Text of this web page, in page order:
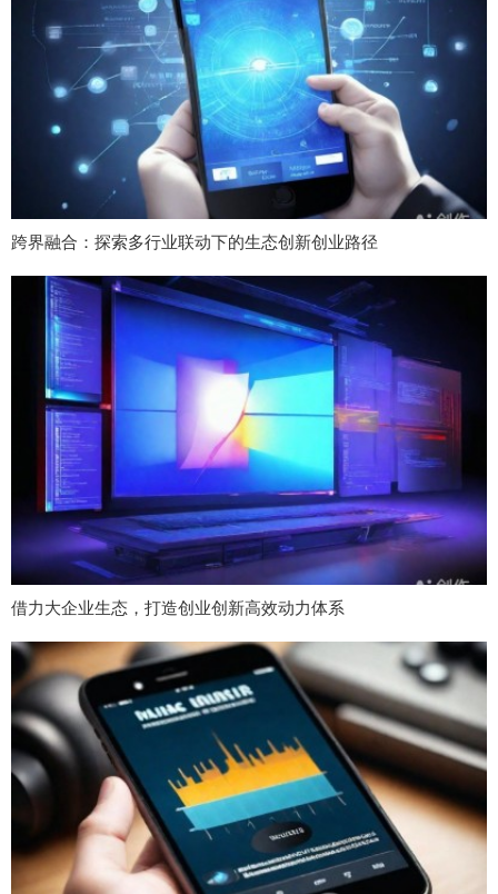
跨界融合：探索多行业联动下的生态创新创业路径
借力大企业生态，打造创业创新高效动力体系